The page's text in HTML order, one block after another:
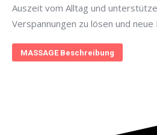
Auszeit vom Alltag und
Verspannungen zu lösen und neue
MASSAGE Beschreibung